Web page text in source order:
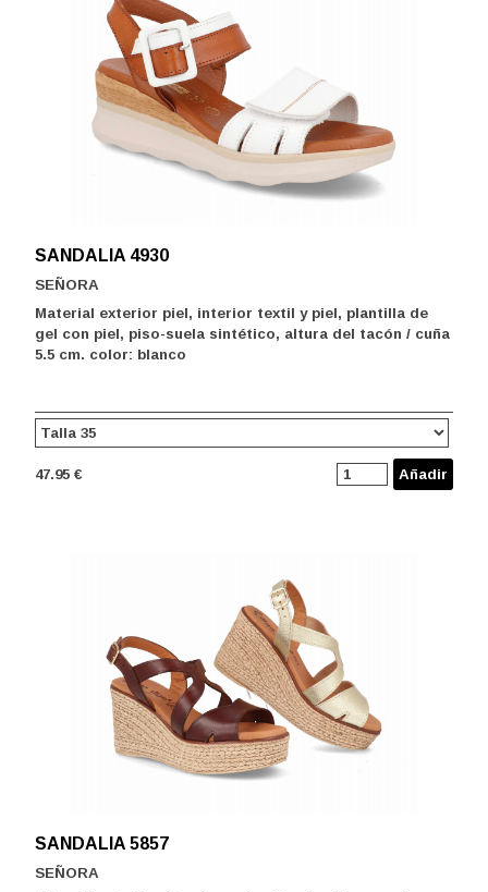
SANDALIA 4930
SEÑORA
Material exterior piel, interior textil y piel, plantilla de
gel con piel, piso-suela sintético, altura del tacón / cuña
5.5 cm. color: blanco
47.95 € Añadir
SANDALIA 5857
SEÑORA